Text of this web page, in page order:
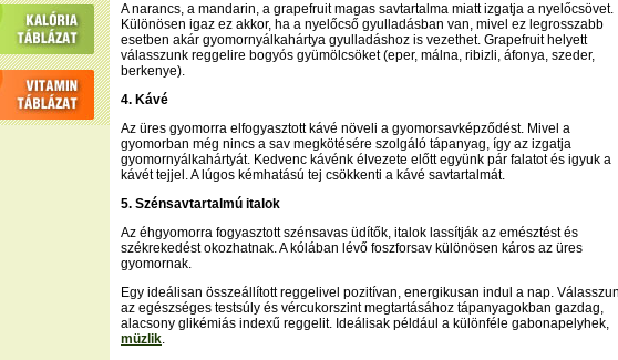
A narancs, a mandarin, a grapefruit magas savtartalma miatt izgatja a nyelőcsövet.
Különösen igaz ez akkor, ha a nyelőcső gyulladásban van, mivel ez legrosszabb
esetben akár gyomornyálkahártya gyulladáshoz is vezethet. Grapefruit helyett
válasszunk reggelire bogyós gyümölcsöket (eper, málna, ribizli, áfonya, szeder,
berkenye).
4. Kávé
Az üres gyomorra elfogyasztott kávé növeli a gyomorsavképződést. Mivel a
gyomorban még nincs a sav megkötésére szolgáló tápanyag, így az izgatja
gyomornyálkahártyát. Kedvenc kávénk élvezete előtt együnk pár falatot és igyuk a
kávét tejjel. A lúgos kémhatású tej csökkenti a kávé savtartalmát.
5. Szénsavtartalmú italok
Az éhgyomorra fogyasztott szénsavas üdítők, italok lassítják az emésztést és
székrekedést okozhatnak. A kólában lévő foszforsav különösen káros az üres
gyomornak.
Egy ideálisan összeállított reggelivel pozitívan, energikusan indul a nap.
az egészséges testsúly és vércukorszint megtartásához tápanyagokban gazdag,
alacsony glikémiás indexű reggelit. Ideálisak például a különféle gabonapelyhek,
müzlik.